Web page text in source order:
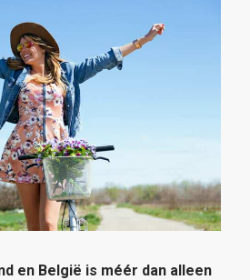
en België is méér dan alleen